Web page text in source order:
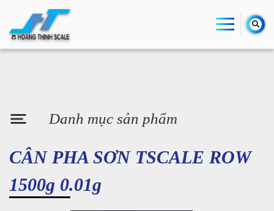
Danh mục sản phẩm
CÂN PHA SƠN TSCALE ROW
1500g 0.01g